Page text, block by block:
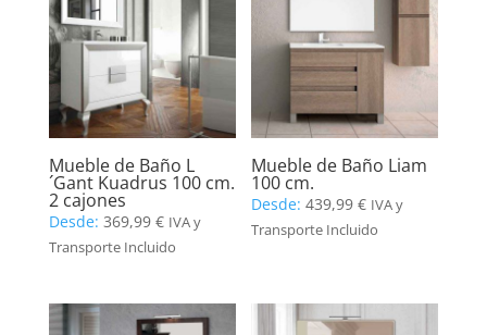
Mueble de Baño L
´Gant Kuadrus 100 cm.
2 cajones
Desde: 369,99 € IVA y
Transporte Incluido
Mueble de Baño Liam
100 cm.
Desde:439,99€ IVA y
Transporte Incluido